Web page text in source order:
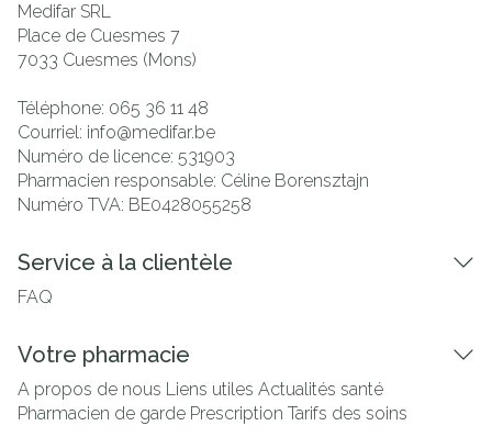
Medifar SRL
Place de Cuesmes 7
7033 Cuesmes (Mons)
Téléphone: 065 36 11 48
Courriel: info@medifar.be
Numéro de licence: 531903
Pharmacien responsable: Céline Borensztajn
Numéro TVA: BE0428055258
Service à la clientèle
FAQ
Votre pharmacie
A propos de nous Liens utiles Actualités santé
Pharmacien de garde Prescription Tarifs des soins